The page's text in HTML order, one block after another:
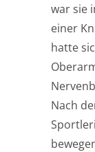
war sie
einer
hatte
Nach